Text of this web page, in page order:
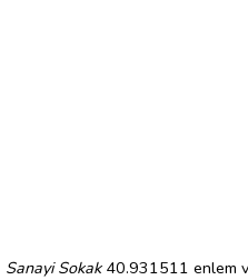
Sanayi Sokak40.931511 enlem